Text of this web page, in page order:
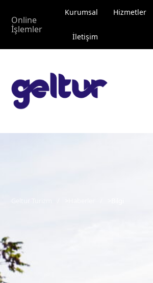
Online
İşlemler
Kurumsal Hizmetler
İletişim